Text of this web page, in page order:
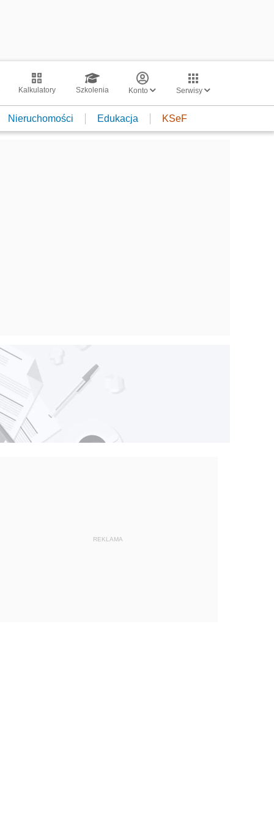
Kalkulatory Szkolenia Konto Serwisy
Nieruchomości Edukacja KSeF
REKLAMA